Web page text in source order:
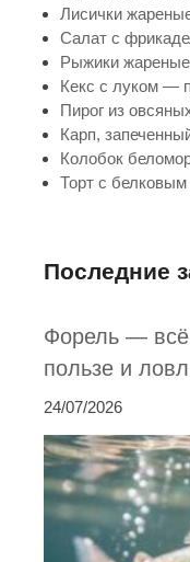
Лисички
Салат с
Рыжики жареные
Кекс с луком —
Пирог из
Карп,
Колобок
Торт с
Последние
Форель — всё
пользе и ловл
24/07/2026